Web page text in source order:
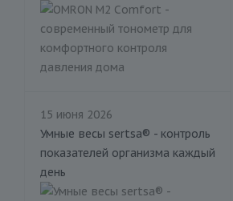
15 июня 2026
Умные весы sertsa® - контроль
показателей организма каждый
день